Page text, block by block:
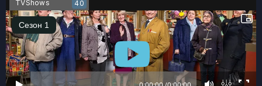
TVShows 40